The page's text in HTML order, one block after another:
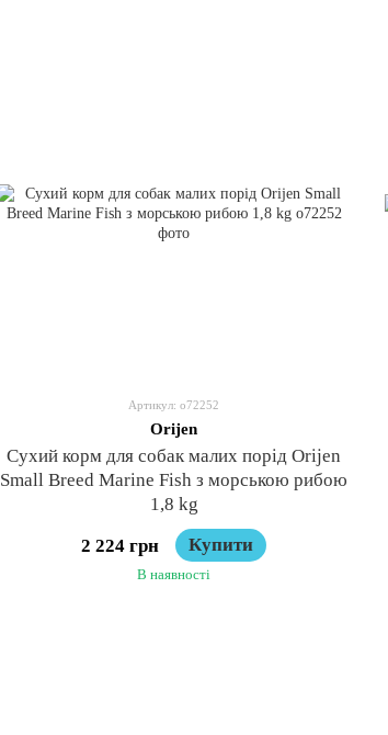
Артикул: o72252
Orijen
Сухий корм для собак малих порід Orijen
Small Breed Marine Fish з морською рибою
1,8 kg
2 224 грн
Купити
В наявності